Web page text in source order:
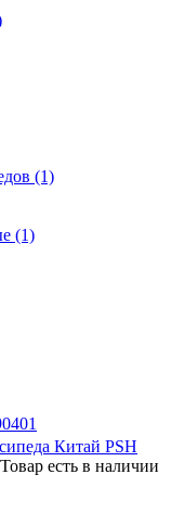
(1)
(1)
Китай PSH
Товар есть в наличии